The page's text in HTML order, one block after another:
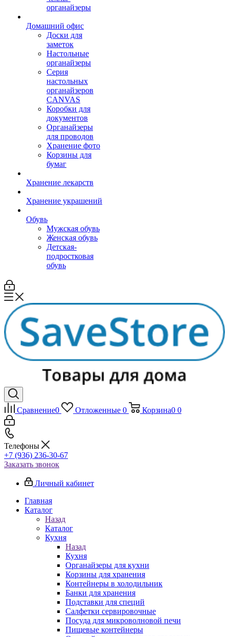
органайзеры
Домашний офис
Доски для
заметок
Настольные
органайзеры
Серия
настольных
органайзеров
CANVAS
Коробки для
документов
Органайзеры
для проводов
Хранение фото
Корзины для
бумаг
Хранение лекарств
Хранение украшений
Обувь
Мужская обувь
Женская обувь
Детская-
подростковая
обувь
Сравнение0 Отложенные 0 Корзина0 0
Телефоны
+7 (936) 236-30-67
Заказать звонок
Личный кабинет
Главная
Каталог
Назад
Каталог
Кухня
Назад
Кухня
Органайзеры для кухни
Корзины для хранения
Контейнеры в холодильник
Банки для хранения
Подставки для специй
Салфетки сервировочные
Посуда для микроволновой печи
Пищевые контейнеры